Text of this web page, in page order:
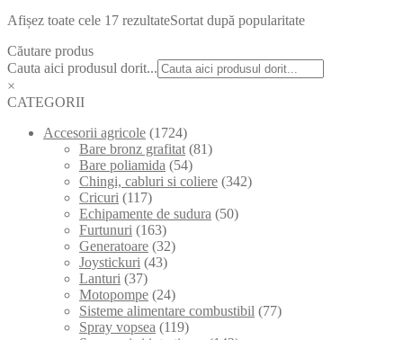
Afișez toate cele 17 rezultateSortat după popularitate
Căutare produs
Cauta aici produsul dorit...
×
CATEGORII
Accesorii agricole (1724)
Bare bronz grafitat (81)
Bare poliamida (54)
Chingi, cabluri si coliere (342)
Cricuri (117)
Echipamente de sudura (50)
Furtunuri (163)
Generatoare (32)
Joystickuri (43)
Lanturi (37)
Motopompe (24)
Sisteme alimentare combustibil (77)
Spray vopsea (119)